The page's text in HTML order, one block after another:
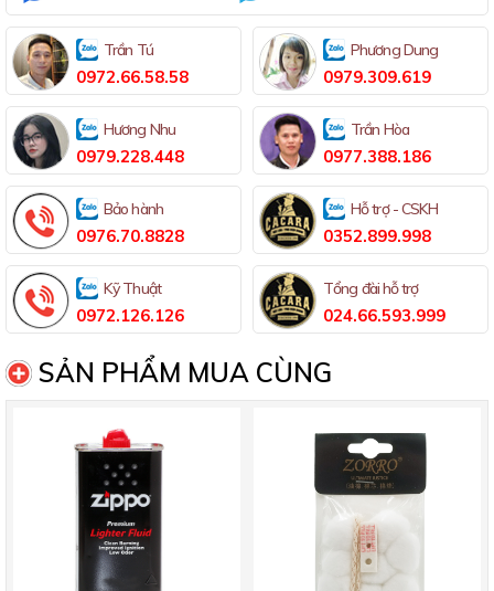
Trần Tú
0972.66.58.58
Phương Dung
0979.309.619
Hương Nhu
0979.228.448
Trần Hòa
0977.388.186
Bảo hành
0976.70.8828
Hỗ trợ - CSKH
0352.899.998
Kỹ Thuật
0972.126.126
Tổng đài hỗ trợ
024.66.593.999
SẢN PHẨM MUA CÙNG